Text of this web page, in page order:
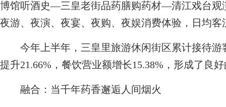
博馆听酒史—三皇老街品药膳购药材—清江戏台观
夜游、夜演、夜宴、夜购、夜娱消费体验，日均客
今年上半年，三皇里旅游休闲街区累计接待游
提升21.66%，餐饮营业额增长15.38%，形成了良
融合：当千年药香邂逅人间烟火